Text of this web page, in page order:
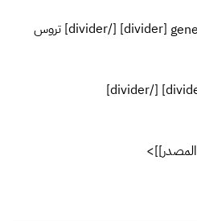
[divider] [/divider] تروس
المصدر]]>